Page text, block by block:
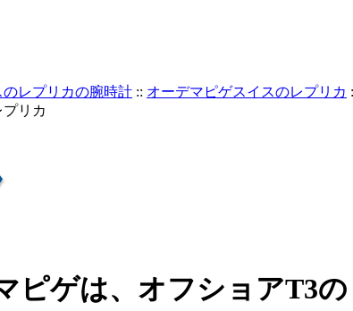
のレプリカの腕時計 :: オーデマピゲスイスのレプリカ
リカ
ピゲは、オフショアT3